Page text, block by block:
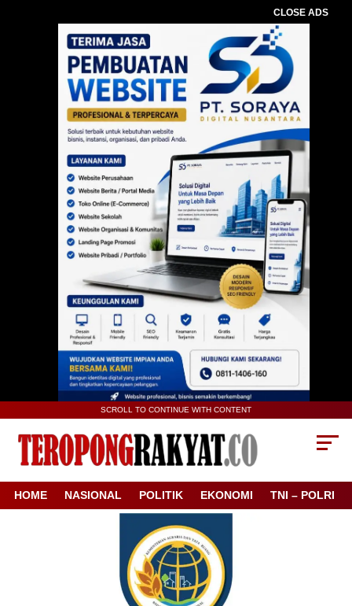
CLOSE ADS
SCROLL TO CONTINUE WITH CONTENT
HOME NASIONAL POLITIK EKONOMI TNI – POLRI